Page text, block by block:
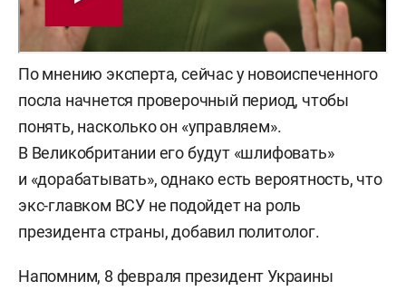
По мнению эксперта, сейчас у новоиспеченного
посла начнется проверочный период, чтобы
понять, насколько он «управляем».
В Великобритании его будут «шлифовать»
и «дорабатывать», однако есть вероятность, что
экс-главком ВСУ не подойдет на роль
президента страны, добавил политолог.
Напомним, 8 февраля президент Украины